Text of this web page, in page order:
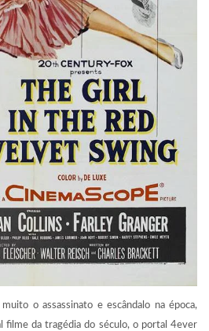
o assassinato e escândalo na época,
filme da tragédia do século, o portal 4ever